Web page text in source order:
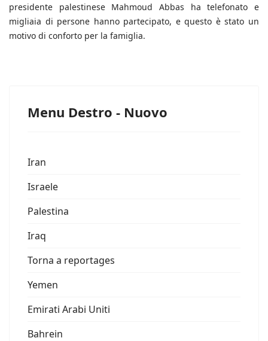
presidente palestinese Mahmoud Abbas ha telefonato e
migliaia di persone hanno partecipato, e questo è stato un
motivo di conforto per la famiglia.
Menu Destro - Nuovo
Iran
Israele
Palestina
Iraq
Torna a reportages
Yemen
Emirati Arabi Uniti
Bahrein